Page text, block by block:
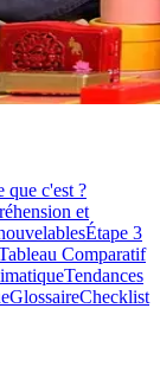
que c'est ?
et
Étape 3
Comparatif
Tendances
GlossaireChecklist